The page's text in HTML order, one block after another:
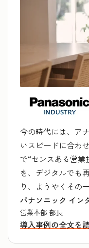
今の時代には、ア
いスピードに合わ
で“センスある営
を、デジタルでも
り、ようやくその
パナソニック イン
営業本部 部長
導入事例の全文を